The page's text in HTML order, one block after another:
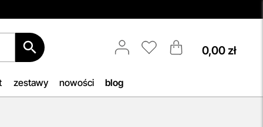
Spersonalizowane Próbki
starannie dobrane próbki
kosmetyków, dopasowane do
0,00 zł
zestawy nowości blog